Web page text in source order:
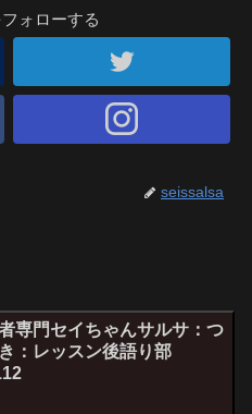
ォローする
seissalsa
専門セイちゃんサルサ：つ
：レッスン後語り部